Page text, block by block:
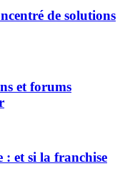
de solutions
et forums
: et si la franchise